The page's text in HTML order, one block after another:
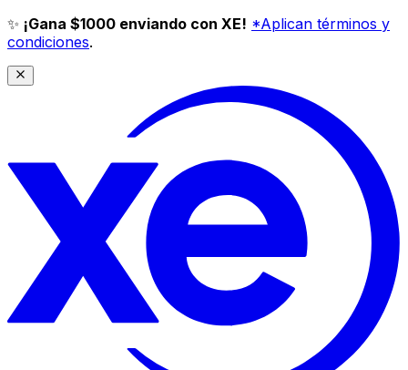
✨ ¡Gana $1000 enviando con XE! *Aplican términos y
condiciones.